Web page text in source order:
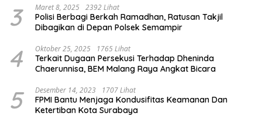
3 Maret 8, 2025 2392 Lihat
Polisi Berbagi Berkah Ramadhan, Ratusan Takjil
Dibagikan di Depan Polsek Semampir
4 Oktober 25, 2025 1765 Lihat
Terkait Dugaan Persekusi Terhadap Dheninda
Chaerunnisa, BEM Malang Raya Angkat Bicara
5 Desember 14, 2023 1707 Lihat
FPMI Bantu Menjaga Kondusifitas Keamanan Dan
Ketertiban Kota Surabaya